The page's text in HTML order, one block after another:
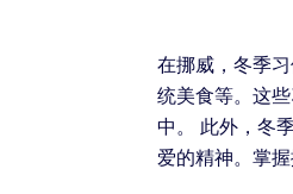
在挪威，冬季
统美食等。这
中。 此外，冬
爱的精神。掌